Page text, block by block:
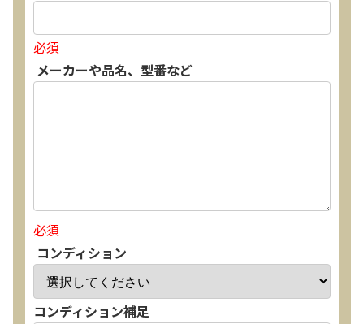
必須
メーカーや品名、型番など
必須
コンディション
コンディション補足